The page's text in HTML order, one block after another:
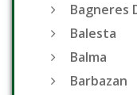
Bagneres
Balesta
Balma
Barbazan